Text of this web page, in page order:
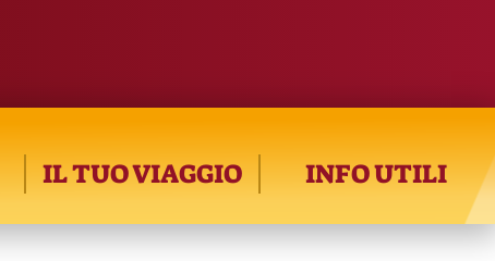
IL TUO VIAGGIO INFO UTILI